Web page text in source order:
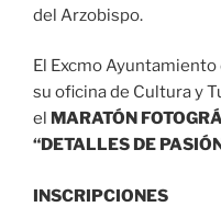
del Arzobispo.
El Excmo
su oficina de Cultura y
el MARATÓN
“DETALLES DE
INSCRIPCIONES